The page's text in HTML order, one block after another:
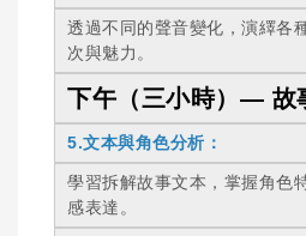
透過不同的聲音變化，演繹各
次與魅力。
下午（三小時）— 故
5.文本與角色分析：
學習拆解故事文本，掌握角色
感表達。